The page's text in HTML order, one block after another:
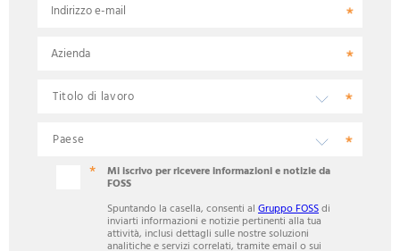
Indirizzo e-mail
Azienda
Mi iscrivo per ricevere informazioni e notizie da
FOSS
Spuntando la casella, consenti al Gruppo FOSSdi
inviarti informazioni e notizie pertinenti alla tua
attività, inclusi dettagli sulle nostre soluzioni
analitiche e servizi correlati, tramite email o sui